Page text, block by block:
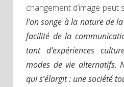
changement d’image
l’on songe à la nature de
facilité de la
tant d’expériences
modes de vie alternatifs.
qui s’élargit : une société